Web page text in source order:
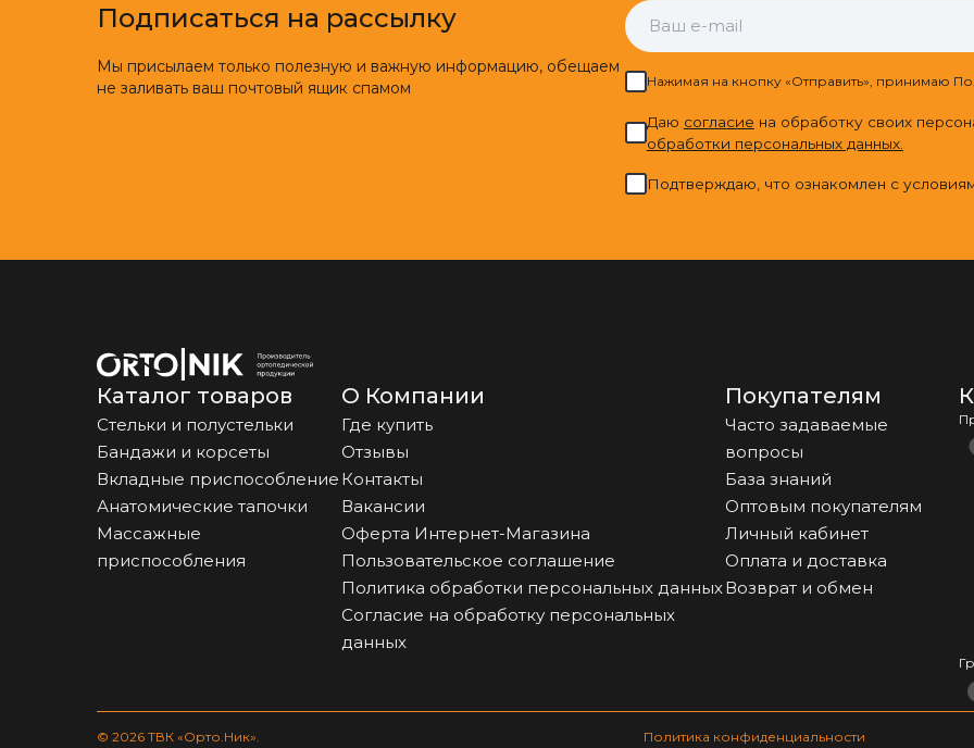
Подписаться на рассылку
Мы присылаем только полезную и важную информацию, обещаем
не заливать ваш почтовый ящик спамом
Нажимая на кнопку «Отправить», принимаю
Даю cогласие на обработку своих
обработки персональных данных.
Подтверждаю, что ознакомлен с
Каталог товаров
Стельки и полустельки
Бандажи и корсеты
Вкладные приспособление
Анатомические тапочки
Массажные
приспособления
О Компании
Где купить
Отзывы
Контакты
Вакансии
Оферта Интернет-Магазина
Пользовательское соглашение
Политика обработки персональных данных
Согласие на обработку персональных
данных
Покупателям
Часто задаваемые
вопросы
База знаний
Оптовым покупателям
Личный кабинет
Оплата и доставка
Возврат и обмен
© 2026 ТВК «Орто.Ник». Политика конфиденциальности